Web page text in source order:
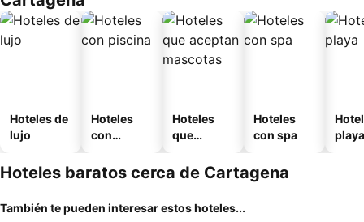
Hoteles de
lujo
Hoteles
con
Hoteles
que
mascotas
Hoteles
con spa
playa
Hoteles baratos cerca de Cartagena
También te pueden interesar estos hoteles...